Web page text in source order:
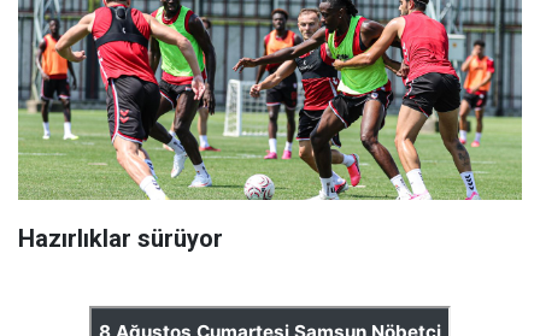
Hazırlıklar sürüyor